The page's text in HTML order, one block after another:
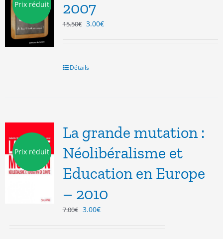
Prix réduit
2007
15.50€ Le
15.50€.
3.00€Le
Détails
Prix réduit
La grande mutation :
Néolibéralisme et
Education en Europe
– 2010
7.00€ Le
3.00€Le